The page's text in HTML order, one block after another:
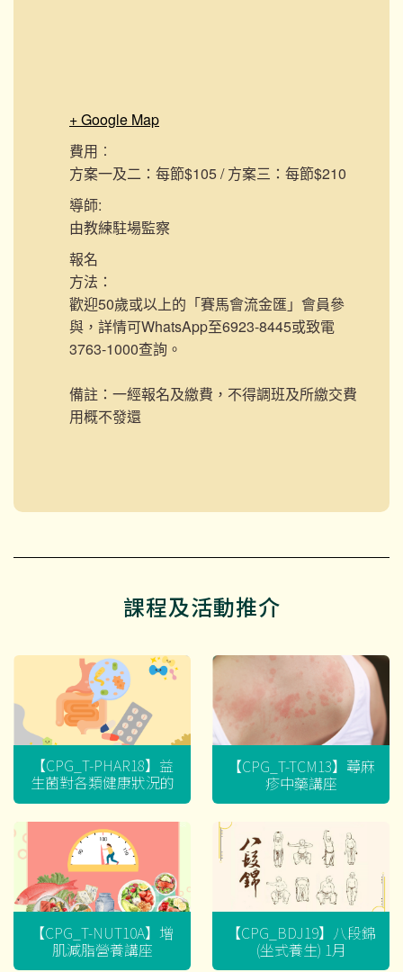
+ Google Map
費用︰
方案一及二：每節$105 / 方案三：每節$210
導師:
由教練駐場監察
報名
方法：
歡迎50歲或以上的「賽馬會流金匯」會員參
與，詳情可WhatsApp至6923-8445或致電
3763-1000查詢。
備註：一經報名及繳費，不得調班及所繳交費
用概不發還
課程及活動推介
【CPG_T-PHAR18】益
生菌對各類健康狀況的
迷思
【CPG_T-TCM13】蕁麻
疹中藥講座
【CPG_T-NUT10A】增
肌減脂營養講座
【CPG_BDJ19】八段錦
(坐式養生) 1月